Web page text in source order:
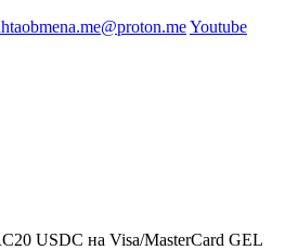
Youtube
USDC на Visa/MasterCard GEL